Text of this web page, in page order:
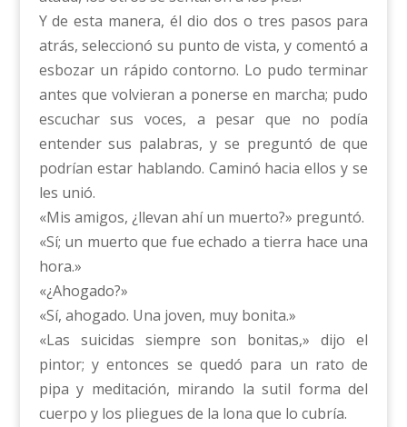
Y de esta manera, él dio dos o tres pasos para
atrás, seleccionó su punto de vista, y comentó a
esbozar un rápido contorno. Lo pudo terminar
antes que volvieran a ponerse en marcha; pudo
escuchar sus voces, a pesar que no podía
entender sus palabras, y se preguntó de que
podrían estar hablando. Caminó hacia ellos y se
les unió.
«Mis amigos, ¿llevan ahí un muerto?» preguntó.
«Sí; un muerto que fue echado a tierra hace una
hora.»
«¿Ahogado?»
«Sí, ahogado. Una joven, muy bonita.»
«Las suicidas siempre son bonitas,» dijo el
pintor; y entonces se quedó para un rato de
pipa y meditación, mirando la sutil forma del
cuerpo y los pliegues de la lona que lo cubría.